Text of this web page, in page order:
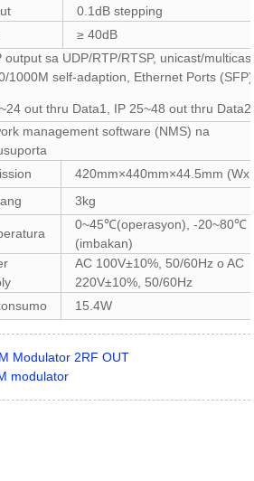
0.1dB stepping
≥ 40dB
output sa UDP/RTP/RTSP, unicast/
1000M self-adaption, Ethernet Ports
out thru Data1, IP 25~48 out thru
management software (NMS) na
420mm×440mm×44.5mm
3kg
0~45℃(operasyon), -20~80℃
(imbakan)
AC 100V±10%, 50/60Hz o AC
220V±10%, 50/60Hz
15.4W
Modulator 2RF OUT
modulator